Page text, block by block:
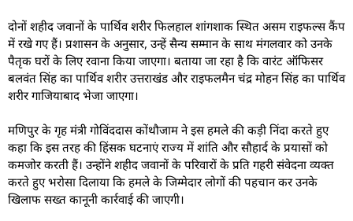
दोनों शहीद जवानों के पार्थिव शरीर फिलहाल शांगशाक स्थित असम राइफल्स कैंप
में रखे गए हैं। प्रशासन के अनुसार, उन्हें सैन्य सम्मान के साथ मंगलवार को उनके
पैतृक घरों के लिए रवाना किया जाएगा। बताया जा रहा है कि वारंट ऑफिसर
बलवंत सिंह का पार्थिव शरीर उत्तराखंड और राइफलमैन चंद्र मोहन सिंह का पार्थिव
शरीर गाजियाबाद भेजा जाएगा।
मणिपुर के गृह मंत्री गोविंददास कोंथौजाम ने इस हमले की कड़ी निंदा करते हुए
कहा कि इस तरह की हिंसक घटनाएं राज्य में शांति और सौहार्द के प्रयासों को
कमजोर करती हैं। उन्होंने शहीद जवानों के परिवारों के प्रति गहरी संवेदना व्यक्त
करते हुए भरोसा दिलाया कि हमले के जिम्मेदार लोगों की पहचान कर उनके
खिलाफ सख्त कानूनी कार्रवाई की जाएगी।